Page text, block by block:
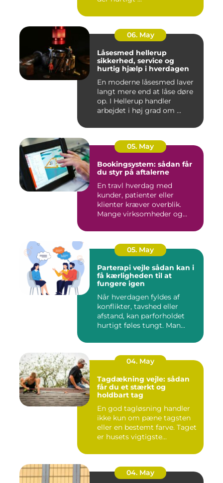
06. May
Låsesmed hellerup
sikkerhed, service og
hurtig hjælp i hverdagen
En moderne låsesmed laver
langt mere end at låse døre
op. I Hellerup handler
arbejdet i høj grad om ...
05. May
Bookingsystem: sådan får
du styr på aftalerne
En travl hverdag med
kunder, patienter eller
klienter kræver overblik.
Mange virksomheder og
05. May
Parterapi vejle sådan kan i
få kærligheden til at
fungere igen
Når hverdagen fyldes af
konflikter, tavshed eller
afstand, kan parforholdet
hurtigt føles tungt. Man...
04. May
Tagdækning vejle: sådan
får du et stærkt og
holdbart tag
En god tagløsning handler
ikke kun om pæne tagsten
eller en bestemt farve. Taget
er husets vigtigste...
04. May